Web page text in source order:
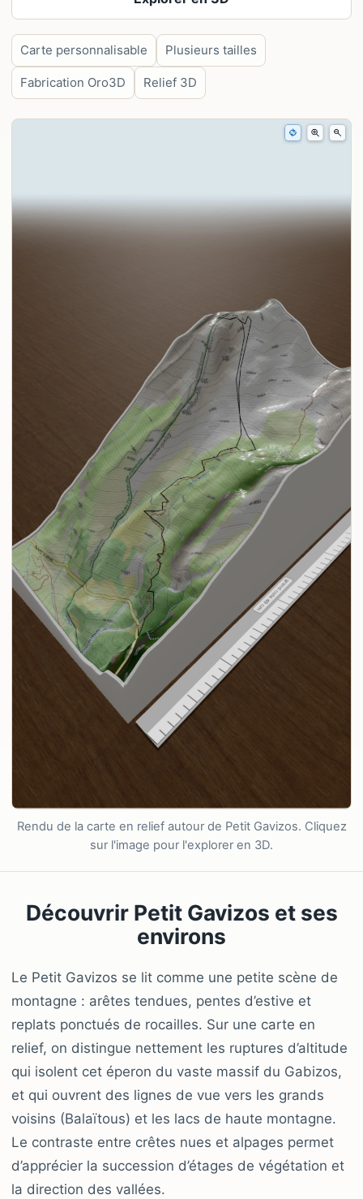
Carte personnalisable Plusieurs tailles
Fabrication Oro3D Relief 3D
Rendu de la carte en relief autour de Petit Gavizos. Cliquez
sur l'image pour l'explorer en 3D.
Découvrir Petit Gavizos et ses
environs
Le Petit Gavizos se lit comme une petite scène de
montagne : arêtes tendues, pentes d’estive et
replats ponctués de rocailles. Sur une carte en
relief, on distingue nettement les ruptures d’altitude
qui isolent cet éperon du vaste massif du Gabizos,
et qui ouvrent des lignes de vue vers les grands
voisins (Balaïtous) et les lacs de haute montagne.
Le contraste entre crêtes nues et alpages permet
d’apprécier la succession d’étages de végétation et
la direction des vallées.